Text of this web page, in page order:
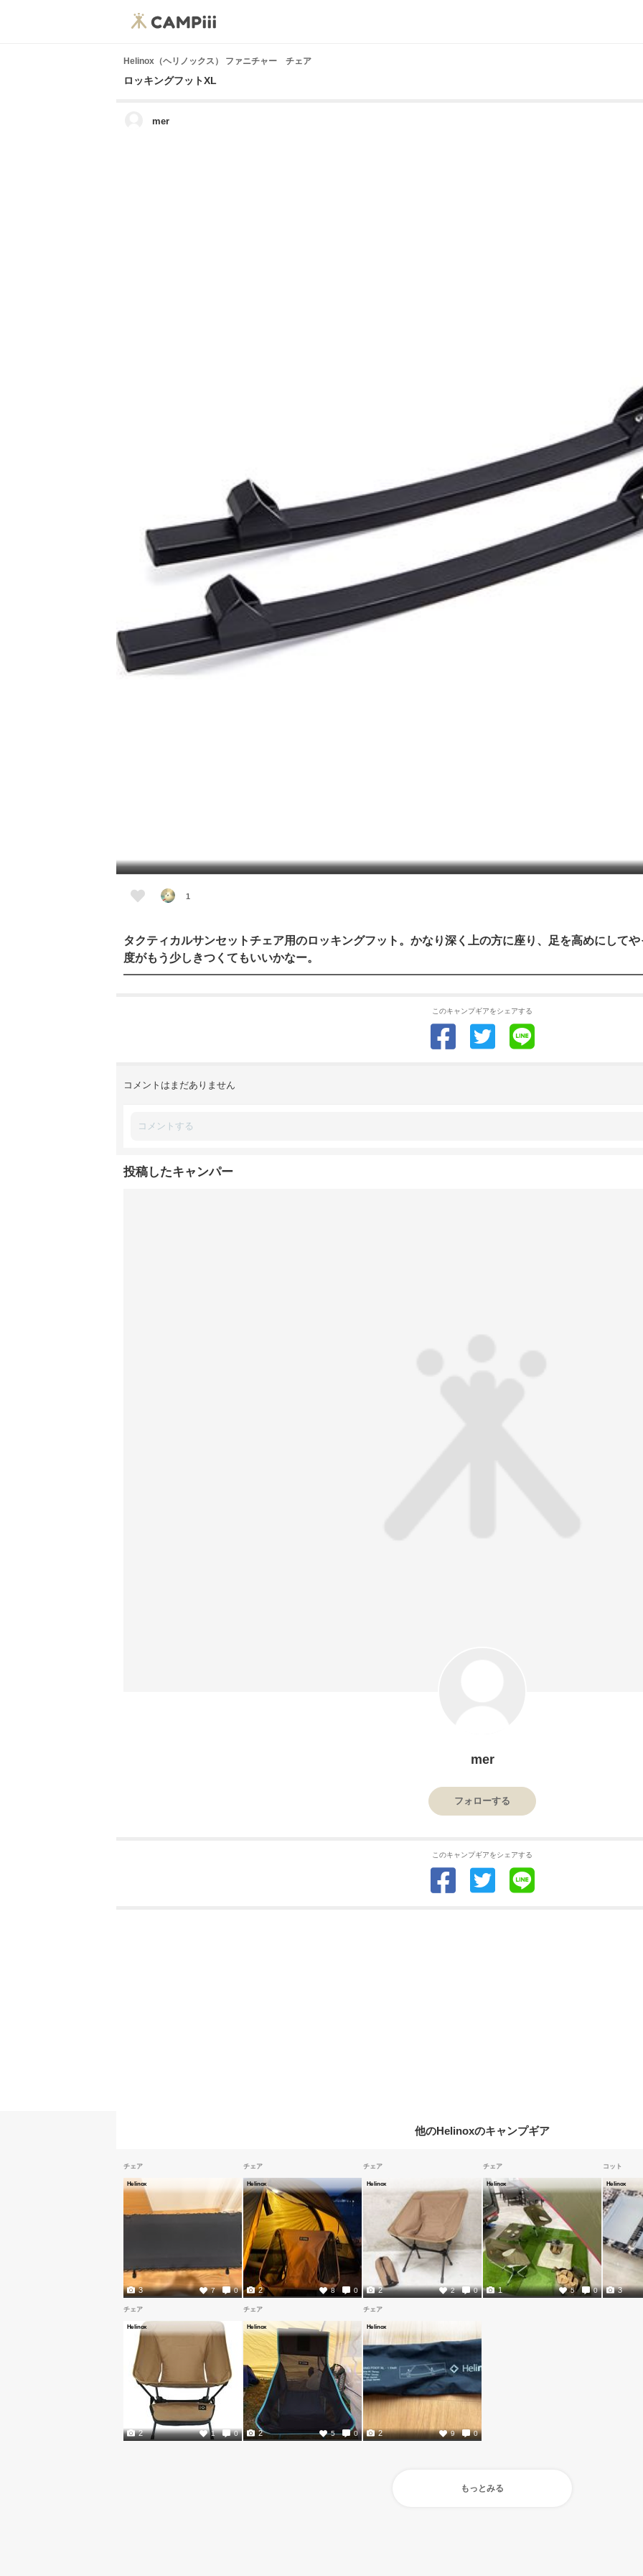
Helinox（ヘリノックス） ファニチャー チェア
ロッキングフットXL
mer
1
タクティカルサンセットチェア用のロッキングフット。かなり深く上の方に座り、足を高めにして
度がもう少しきつくてもいいかなー。
このキャンプギアをシェアする
コメントはまだありません
投稿したキャンパー
mer
フォローする
このキャンプギアをシェアする
他のHelinoxのキャンプギア
チェア
Helinox
7 0
3
チェア
Helinox
8 0
2
チェア
Helinox
2 0
2
チェア
Helinox
5 0
1
コット
Helinox
3
チェア
Helinox
1 0
2
チェア
Helinox
5 0
2
チェア
Helinox
9 0
2
もっとみる